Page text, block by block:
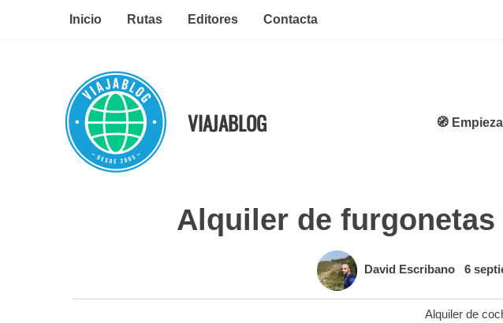
Inicio Rutas Editores Contacta
VIAJABLOG 🧭
Alquiler de
David Escribano 6
Alquiler de